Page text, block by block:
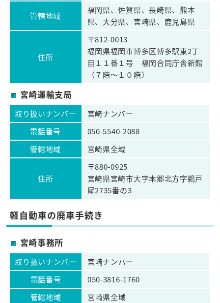
管轄地域
福岡県、佐賀県、長崎県、熊本
県、大分県、宮崎県、鹿児島県
住所
〒812-0013
福岡県福岡市博多区博多駅東2丁
目１１番１号 福岡合同庁舎新館
（７階～１０階）
宮崎運輸支局
取り扱いナンバー
宮崎ナンバー
電話番号
050-5540-2088
管轄地域
宮崎県全域
住所
〒880-0925
宮崎県宮崎市大字本郷北方字鵜戸
尾2735番の3
軽自動車の廃車手続き
宮崎事務所
取り扱いナンバー
宮崎ナンバー
電話番号
050-3816-1760
管轄地域
宮崎県全域